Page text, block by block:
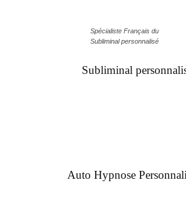
Spécialiste Français du
Subliminal personnalisé
Subliminal
Auto Hypnose